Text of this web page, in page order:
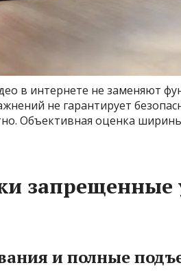
в интернете не заменяют
не гарантирует
Объективная оценка
и полные